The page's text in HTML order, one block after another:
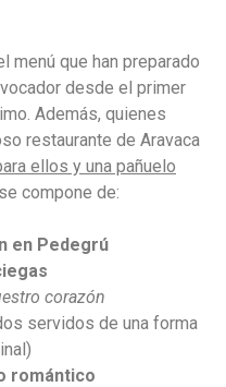
menú que han preparado
desde el primer
Además, quienes
restaurante de Aravaca
ellos y una pañuelo
compone de:
en Pedegrú
corazón
servidos de una forma
romántico